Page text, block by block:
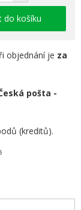
do košíku
objednání je za
pošta -
(kreditů).